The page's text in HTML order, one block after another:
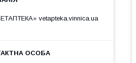
vetapteka.vinnica.ua